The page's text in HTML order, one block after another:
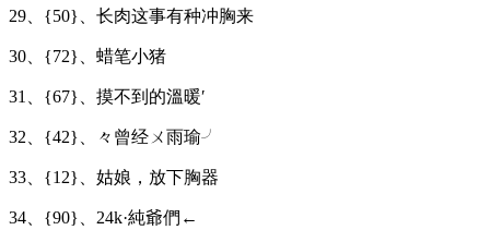
29、{50}、长肉这事有种冲胸来
30、{72}、蜡笔小猪
31、{67}、摸不到的溫暖′
32、{42}、々曾经ㄨ雨瑜╯
33、{12}、姑娘，放下胸器
34、{90}、24k·純爺們←